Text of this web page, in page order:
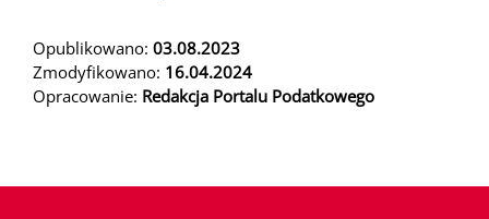
Opublikowano: 03.08.2023
Zmodyfikowano: 16.04.2024
Opracowanie: Redakcja Portalu Podatkowego